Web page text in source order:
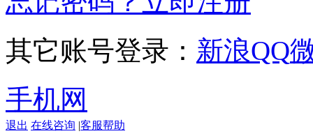
其它账号登录： 新浪QQ
手机网
退出 在线咨询 |客服帮助